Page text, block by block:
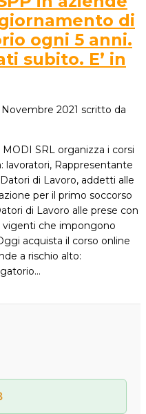
di
ogni 5 anni.
subito. E’ in
2021 scritto da
SRL organizza i corsi
Rappresentante
di Lavoro, addetti alle
per il primo soccorso
di Lavoro alle prese con
che impongono
acquista il corso online
a rischio alto: